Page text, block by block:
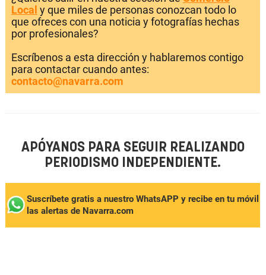
Local y que miles de personas conozcan todo lo
que ofreces con una noticia y fotografías hechas
por profesionales?
Escríbenos a esta dirección y hablaremos contigo
para contactar cuando antes:
contacto@navarra.com
APÓYANOS PARA SEGUIR REALIZANDO
PERIODISMO INDEPENDIENTE.
Suscríbete gratis a nuestro WhatsAPP y recibe en tu móvil
las alertas de Navarra.com